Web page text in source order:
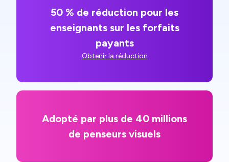
50 % de réduction pour les
enseignants sur les forfaits
payants
Obtenir la réduction
Adopté par plus de 40 millions
de penseurs visuels